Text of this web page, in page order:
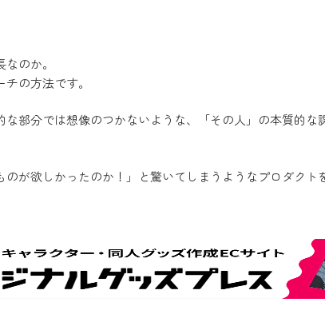
のか。
の方法です。
部分では想像のつかないような、「その人」の本質的
のが欲しかったのか！」と驚いてしまうようなプロダク